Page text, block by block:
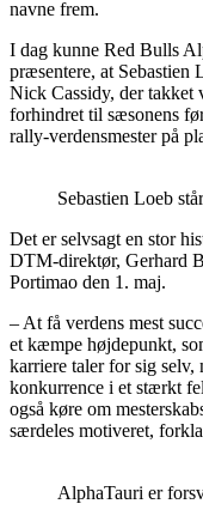
navne frem.
I dag kunne Red Bulls
præsentere, at
Nick Cassidy, der takket
forhindret til sæsonens
rally-verdensmester på
Sebastien Loeb
Det er selvsagt en stor
DTM-direktør, Gerhard
Portimao den 1. maj.
– At få verdens mest
et kæmpe højdepunkt,
karriere taler for sig selv,
konkurrence i et stærkt
også køre om
særdeles motiveret,
AlphaTauri er